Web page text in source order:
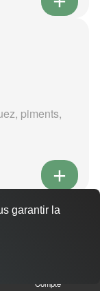
piments,
Compte
garantir la